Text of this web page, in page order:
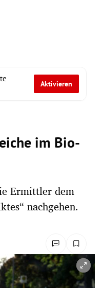
Aktivieren
im Bio-
Ermittler dem
nachgehen.